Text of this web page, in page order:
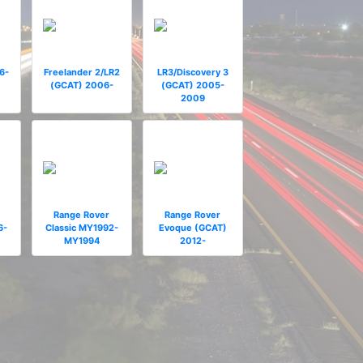
Freelander 2/LR2
(GCAT) 2006-
LR3/Discovery 3
(GCAT) 2005-
2009
Range Rover
Classic MY1992-
MY1994
Range Rover
Evoque (GCAT)
2012-